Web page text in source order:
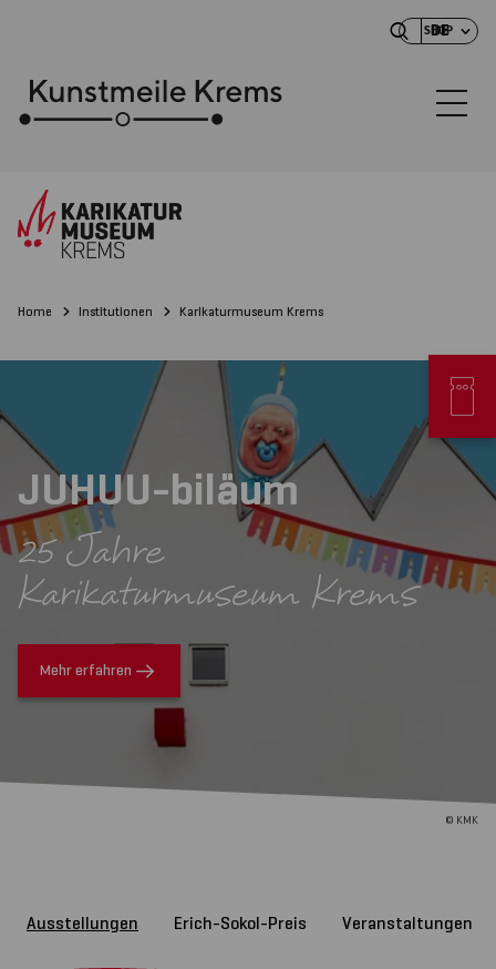
SHOP
DE
Home Institutionen Karikaturmuseum Krems
JUHUU-biläum
25 Jahre
Karikaturmuseum Krems
Mehr erfahren
© KMK
Ausstellungen Erich-Sokol-Preis Veranstaltungen